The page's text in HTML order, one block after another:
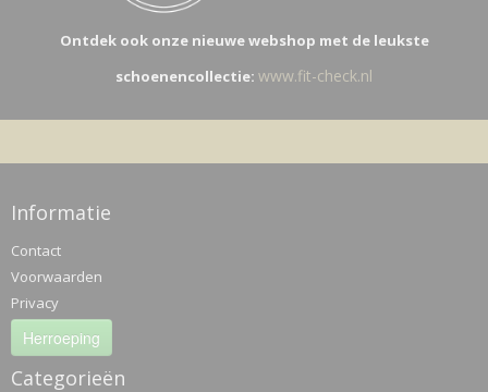
Ontdek ook onze nieuwe webshop met de leukste
schoenencollectie: www.fit-check.nl
Informatie
Contact
Voorwaarden
Privacy
Herroeping
Categorieën